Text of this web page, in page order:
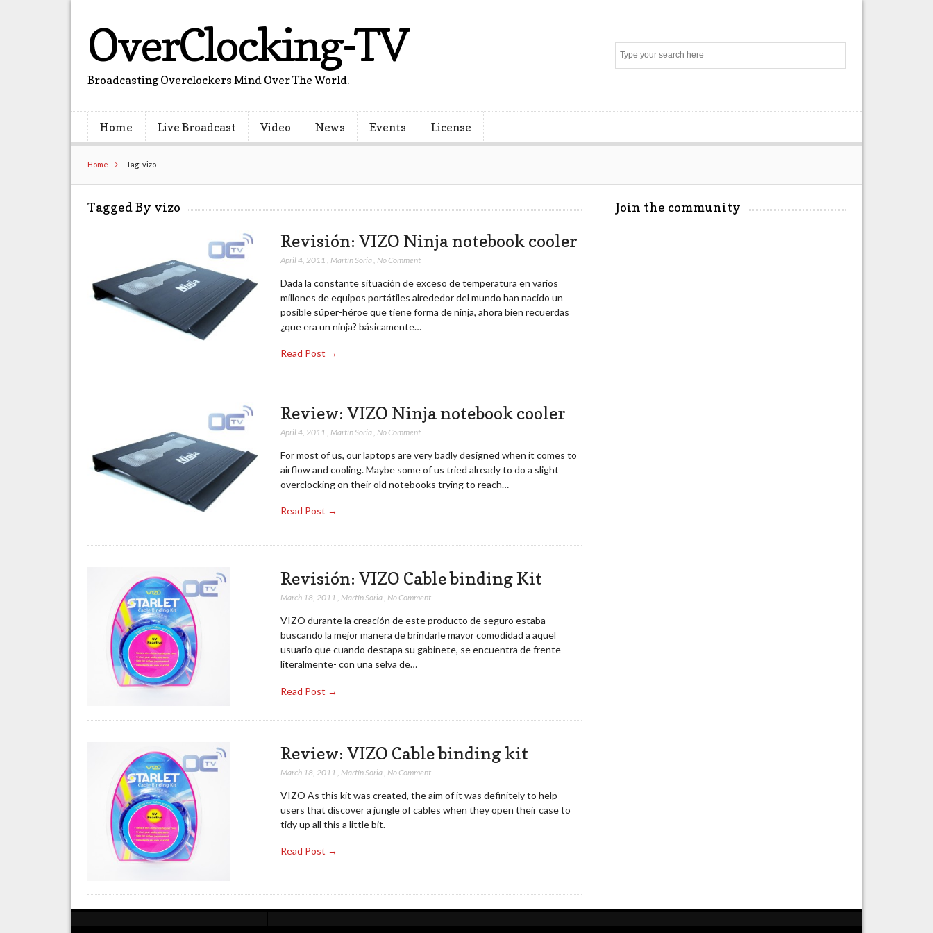
OverClocking-TV
Broadcasting Overclockers Mind Over The World.
Home Live Broadcast Video News Events License
Home Tag: vizo
Tagged By vizo
Revisión: VIZO Ninja notebook cooler
April 4, 2011 Martín Soria, No Comment
Dada la constante situación de exceso de temperatura en varios
millones de equipos portátiles alrededor del mundo han nacido un
posible súper-héroe que tiene forma de ninja, ahora bien recuerdas
¿que era un ninja? básicamente…
Read Post →
Review: VIZO Ninja notebook cooler
April 4, 2011 Martín Soria, No Comment
For most of us, our laptops are very badly designed when it comes to
airflow and cooling. Maybe some of us tried already to do a slight
overclocking on their old notebooks trying to reach…
Read Post →
Revisión: VIZO Cable binding Kit
March 18, 2011 , Martín Soria, No Comment
VIZO durante la creación de este producto de seguro estaba
buscando la mejor manera de brindarle mayor comodidad a aquel
usuario que cuando destapa su gabinete, se encuentra de frente -
literalmente- con una selva de…
Read Post →
Review: VIZO Cable binding kit
March 18, 2011 Martín Soria, No Comment
VIZO As this kit was created, the aim of it was definitely to help
users that discover a jungle of cables when they open their case to
tidy up all this a little bit.
Read Post →
Join the community